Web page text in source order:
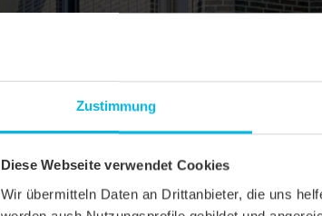
Zustimmung
Diese Webseite verwendet Cookies
Wir übermitteln Daten an Drittanbieter, die uns